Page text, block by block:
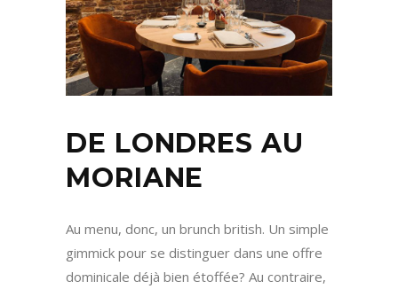
DE LONDRES AU
MORIANE
Au menu, donc, un brunch british. Un simple
gimmick pour se distinguer dans une offre
dominicale déjà bien étoffée? Au contraire,